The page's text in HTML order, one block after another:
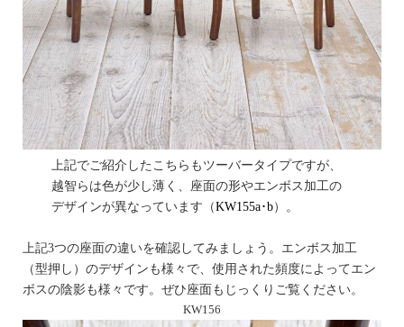
上記でご紹介したこちらもツーバータイプですが、
越智らは色が少し薄く、座面の形やエンボス加工の
デザインが異なっています（KW155a･b）。
上記3つの座面の違いを確認してみましょう。エンボス加工
（型押し）のデザインも様々で、使用された頻度によってエン
ボスの陰影も様々です。ぜひ座面もじっくりご覧ください。
KW156